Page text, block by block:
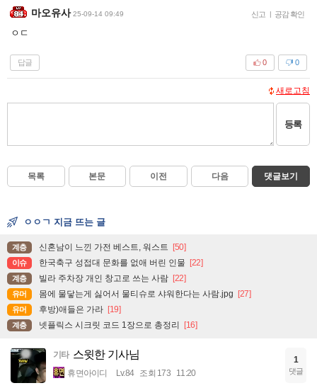
마오유사 25-09-14 09:49 신고 | 공감 확인
ㅇㄷ
답글 0
0
새로고침
등록
목록 본문 이전 다음 댓글보기
ㅇㅇㄱ 지금 뜨는 글
계층 신혼남이 느낀 가전 베스트, 워스트 [50]
이슈 한국축구 성접대 문화를 없애 버린 인물 [22]
계층 빌라 주차장 개인 창고로 쓰는 사람 [22]
유머 몸에 물닿는게 싫어서 물티슈로 샤워한다는 사람.jpg [27]
유머 후방)애들은 가라 [19]
계층 넷플릭스 시크릿 코드 1장으로 총정리 [16]
기타 스윗한 기사님
휴면아이디 Lv.84 조회 173 11:20
1
댓글